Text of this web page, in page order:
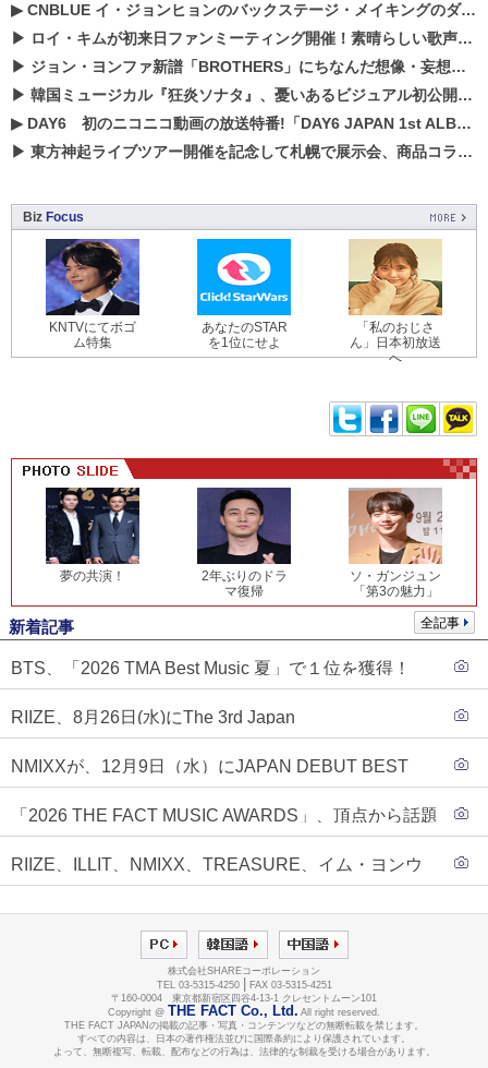
▶CNBLUE イ・ジョンヒョンのバックステージ・メイキングのダイジェスト映像が公開！
▶ ロイ・キムが初来日ファンミーティング開催！素晴らしい歌声に癒される贅沢な時間
▶ ジョン・ヨンファ新譜「BROTHERS」にちなんだ想像・妄想企画がスタート！
▶ 韓国ミュージカル『狂炎ソナタ』、憂いある​ビジュアル初公開!! 主役リョウク、SHIN、KENらのコメントが到着！
▶ DAY6 初のニコニコ動画の放送特番!「DAY6 JAPAN 1st ALBUM「UNLOCK」発売記念 ライブ@ニコ生」を配信決定!
▶ 東方神起ライブツアー開催を記念して札幌で展示会、商品コラボが実現！！
Biz Focus
KNTVにてボゴ
ム特集
あなたのSTAR
を1位にせよ
「私のおじさ
ん」日本初放送
へ
夢の共演！
2年ぶりのドラ
マ復帰
ソ・ガンジュン
「第3の魅力」
全記事
新着記事
BTS、「2026 TMA Best Music 夏」で１位を獲得！
RIIZE、8月26日(水)にThe 3rd Japan
NMIXXが、12月9日（水）にJAPAN DEBUT BEST
もスタート！！
「2026 THE FACT MUSIC AWARDS」、頂点から話題
RIIZE、ILLIT、NMIXX、TREASURE、イム・ヨンウ
インナップに合流！
株式会社SHAREコーポレーション
TEL 03-5315-4250
FAX 03-5315-4251
〒160-0004 東京都新宿区四谷4-13-1 クレセントムーン101
Copyright @ THE FACT Co., Ltd. All right reserved.
THE FACT JAPANの掲載の記事・写真・コンテンツなどの無断転載を禁じます。
すべての内容は、日本の著作権法並びに国際条約により保護されています。
よって、無断複写、転載、配布などの行為は、法律的な制裁を受ける場合があります。